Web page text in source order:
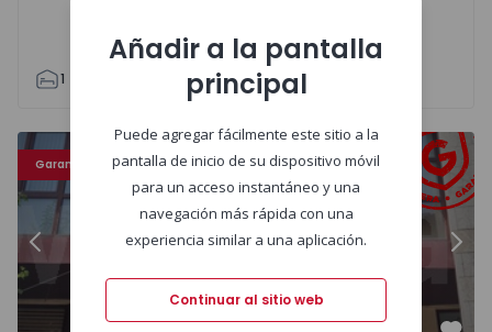
1 53 1
Garantía ERA
Vila Fonche e Parada - 1491841 - 19
Apartamento T2 Arcos de Valdevez, Arcos de Valdevez
Anterior
Añadir a la pantalla
principal
Puede agregar fácilmente este sitio a la
pantalla de inicio de su dispositivo móvil
para un acceso instantáneo y una
navegación más rápida con una
experiencia similar a una aplicación.
Continuar al sitio web